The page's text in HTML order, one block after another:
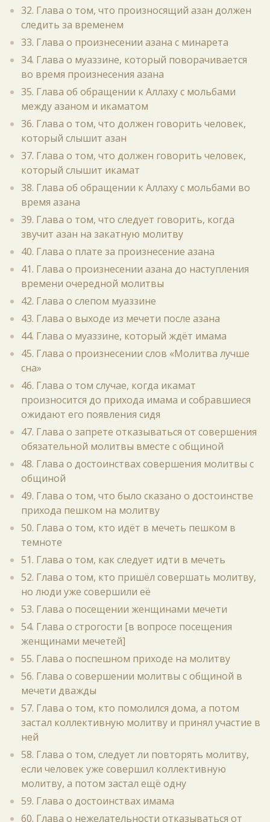
32. Глава о том, что произносящий азан должен
следить за временем
33. Глава о произнесении азана с минарета
34. Глава о муаззине, который поворачивается
во время произнесения азана
35. Глава об обращении к Аллаху с мольбами
между азаном и икаматом
36. Глава о том, что должен говорить человек,
который слышит азан
37. Глава о том, что должен говорить человек,
который слышит икамат
38. Глава об обращении к Аллаху с мольбами во
время азана
39. Глава о том, что следует говорить, когда
звучит азан на закатную молитву
40. Глава о плате за произнесение азана
41. Глава о произнесении азана до наступления
времени очередной молитвы
42. Глава о слепом муаззине
43. Глава о выходе из мечети после азана
44. Глава о муаззине, который ждёт имама
45. Глава о произнесении слов «Молитва лучше
сна»
46. Глава о том случае, когда икамат
произносится до прихода имама и собравшиеся
ожидают его появления сидя
47. Глава о запрете отказываться от совершения
обязательной молитвы вместе с общиной
48. Глава о достоинствах совершения молитвы с
общиной
49. Глава о том, что было сказано о достоинстве
прихода пешком на молитву
50. Глава о том, кто идёт в мечеть пешком в
темноте
51. Глава о том, как следует идти в мечеть
52. Глава о том, кто пришёл совершать молитву,
но люди уже совершили её
53. Глава о посещении женщинами мечети
54. Глава о строгости [в вопросе посещения
женщинами мечетей]
55. Глава о поспешном приходе на молитву
56. Глава о совершении молитвы с общиной в
мечети дважды
57. Глава о том, кто помолился дома, а потом
застал коллективную молитву и принял участие в
ней
58. Глава о том, следует ли повторять молитву,
если человек уже совершил коллективную
молитву, а потом застал ещё одну
59. Глава о достоинствах имама
60. Глава о нежелательности отказываться от